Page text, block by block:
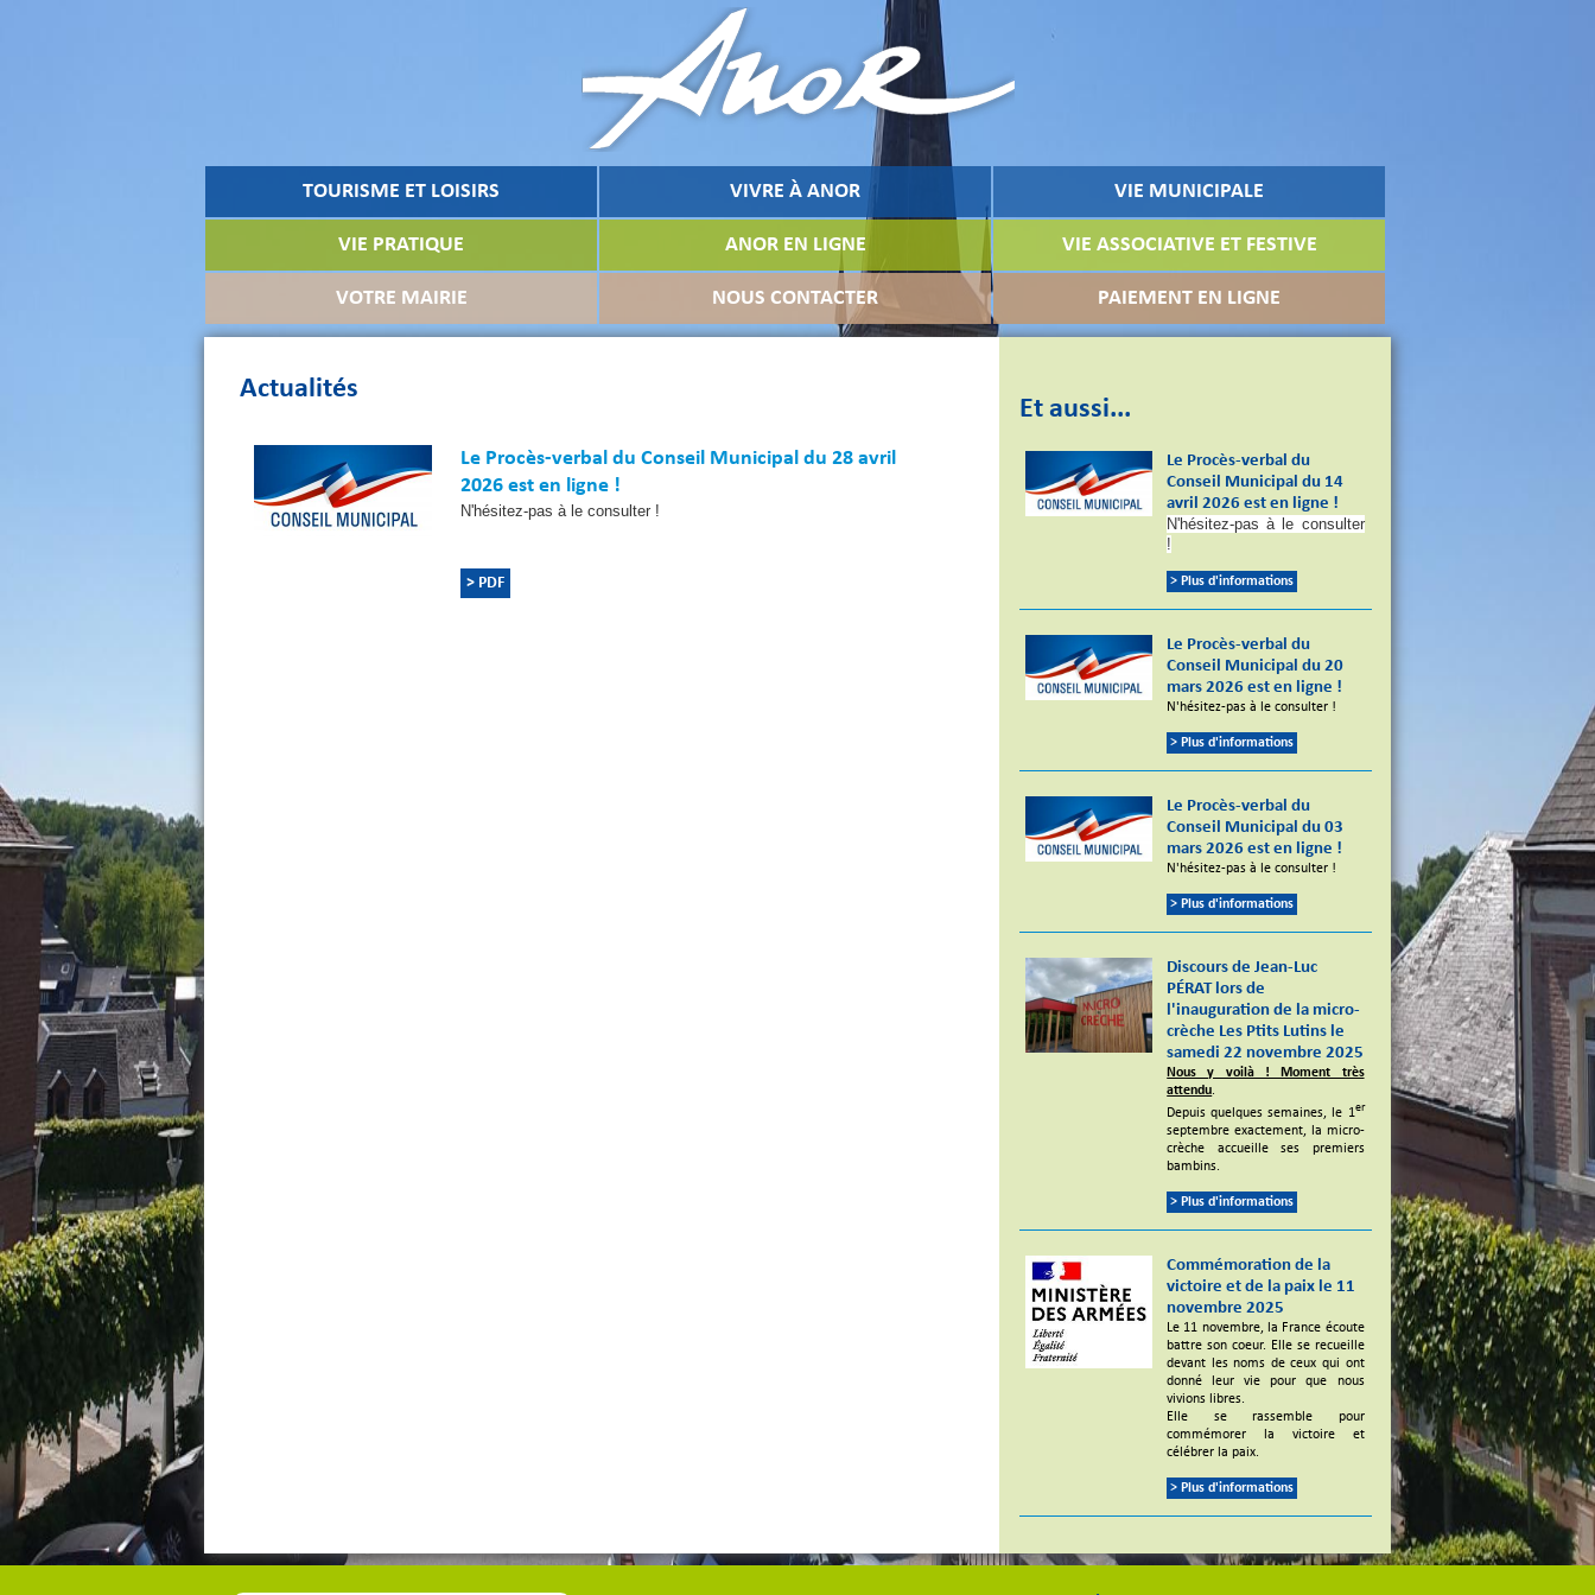
TOURISME ET LOISIRS VIVRE À ANOR VIE MUNICIPALE
VIE PRATIQUE ANOR EN LIGNE VIE ASSOCIATIVE ET FESTIVE
VOTRE MAIRIE NOUS CONTACTER PAIEMENT EN LIGNE
Et aussi...
Le Procès-verbal du
Conseil Municipal du 14
avril 2026 est en ligne !
N'hésitez-pas à le consulter
!
> Plus d'informations
Le Procès-verbal du
Conseil Municipal du 20
mars 2026 est en ligne !
N'hésitez-pas à le consulter !
> Plus d'informations
Le Procès-verbal du
Conseil Municipal du 03
mars 2026 est en ligne !
N'hésitez-pas à le consulter !
> Plus d'informations
Discours de Jean-Luc
PÉRAT lors de
l'inauguration de la micro-
crèche Les Ptits Lutins le
samedi 22 novembre 2025
Nous y voilà ! Moment très
attendu.
Depuis quelques semaines, le 1er
septembre exactement, la micro-
crèche accueille ses premiers
bambins.
> Plus d'informations
Commémoration de la
victoire et de la paix le 11
novembre 2025
Le 11 novembre, la France écoute
battre son coeur. Elle se recueille
devant les noms de ceux qui ont
donné leur vie pour que nous
vivions libres.
Elle se rassemble pour
commémorer la victoire et
célébrer la paix.
> Plus d'informations
Actualités
Le Procès-verbal du Conseil Municipal du 28 avril
2026 est en ligne !
N'hésitez-pas à le consulter !
> PDF